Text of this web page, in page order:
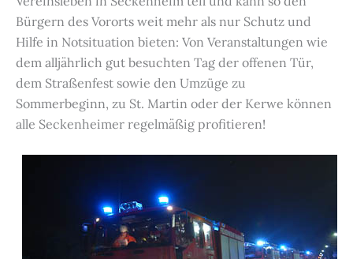
Bürgern des Vororts weit mehr als nur Schutz und
Hilfe in Notsituation bieten: Von Veranstaltungen wie
dem alljährlich gut besuchten Tag der offenen Tür,
dem Straßenfest sowie den Umzüge zu
Sommerbeginn, zu St. Martin oder der Kerwe können
alle Seckenheimer regelmäßig profitieren!